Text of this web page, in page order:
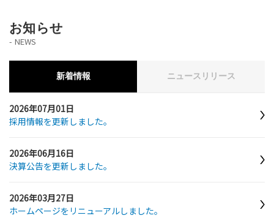
お知らせ
NEWS
新着情報 ニュースリリース
2026年07月01日
採用情報を更新しました。
2026年06月16日
決算公告を更新しました。
2026年03月27日
ホームページをリニューアルしました。